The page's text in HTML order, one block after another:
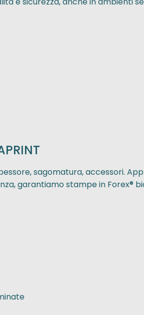
sagomatura, accessori.
garantiamo stampe in Forex®